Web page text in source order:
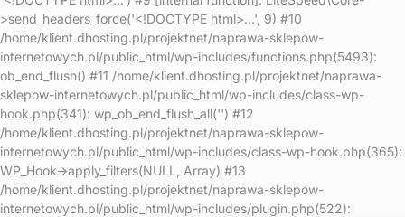
>send_headers_force('<!DOCTYPE html>...', 9) #10
/home/klient.dhosting.pl/projektnet/naprawa-sklepow-
internetowych.pl/public_html/wp-includes/functions.php(5493):
ob_end_flush() #11 /home/klient.dhosting.pl/projektnet/naprawa-
sklepow-internetowych.pl/public_html/wp-includes/class-wp-
hook.php(341): wp_ob_end_flush_all('') #12
/home/klient.dhosting.pl/projektnet/naprawa-sklepow-
internetowych.pl/public_html/wp-includes/class-wp-hook.php(365):
WP_Hook->apply_filters(NULL, Array) #13
/home/klient.dhosting.pl/projektnet/naprawa-sklepow-
internetowych.pl/public_html/wp-includes/plugin.php(522):